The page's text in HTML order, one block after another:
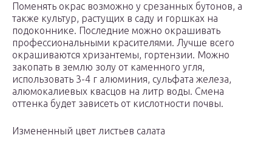
Поменять окрас возможно у срезанных бутонов, а
также культур, растущих в саду и горшках на
подоконнике. Последние можно окрашивать
профессиональными красителями. Лучше всего
окрашиваются хризантемы, гортензии. Можно
закопать в землю золу от каменного угля,
использовать 3-4 г алюминия, сульфата железа,
алюмокалиевых квасцов на литр воды. Смена
оттенка будет зависеть от кислотности почвы.
Измененный цвет листьев салата